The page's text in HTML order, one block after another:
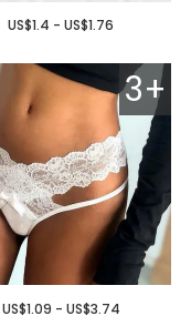
US$1.4 - US$1.76
3+
US$1.09 - US$3.74